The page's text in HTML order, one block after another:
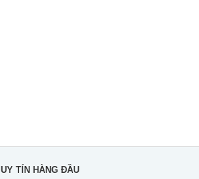
UY TÍN HÀNG ĐẦU